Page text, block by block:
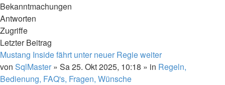
Bekanntmachungen
Antworten
Zugriffe
Letzter Beitrag
Mustang Inside fährt unter neuer Regie weiter
von SqlMaster » Sa 25. Okt 2025, 10:18 » in Regeln,
Bedienung, FAQ's, Fragen, Wünsche